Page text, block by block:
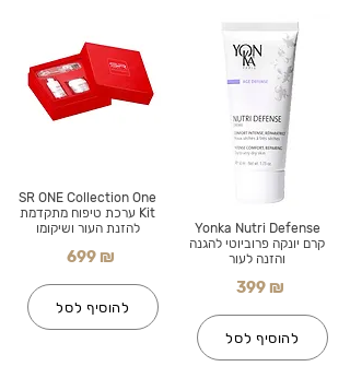
SR ONE Collection One
Kit ערכת טיפוח מתקדמת
להזנת העור ושיקומו
699 ₪
להוסיף לסל
Yonka Nutri Defense
קרם יונקה פרוביוטי להגנה
והזנה לעור
399 ₪
להוסיף לסל